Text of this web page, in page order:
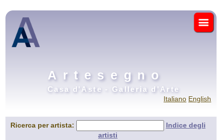
Artesegno
Casa d'Aste - Galleria d'Arte
Italiano English
Ricerca per artista:
Indice degli
artisti